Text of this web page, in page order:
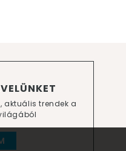
aktuális trendek a